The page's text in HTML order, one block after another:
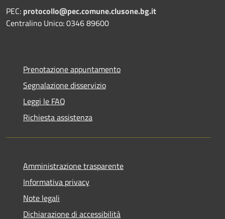
PEC: protocollo@pec.comune.clusone.bg.it
Centralino Unico: 0346 89600
Prenotazione appuntamento
Segnalazione disservizio
Leggi le FAQ
Richiesta assistenza
Amministrazione trasparente
Informativa privacy
Note legali
Dichiarazione di accessibilità